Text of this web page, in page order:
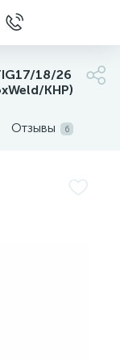
18/26
КНР)
Отзывы 6